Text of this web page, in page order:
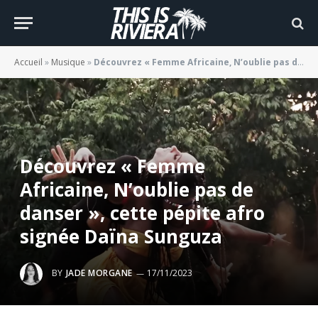
Accueil » Musique » Découvrez « Femme Africaine, N’oublie pas de danser », cette pépite afro signée Daïna Sunguza
Découvrez « Femme
Africaine, N’oublie pas de
danser », cette pépite afro
signée Daïna Sunguza
BY JADE MORGANE 17/11/2023